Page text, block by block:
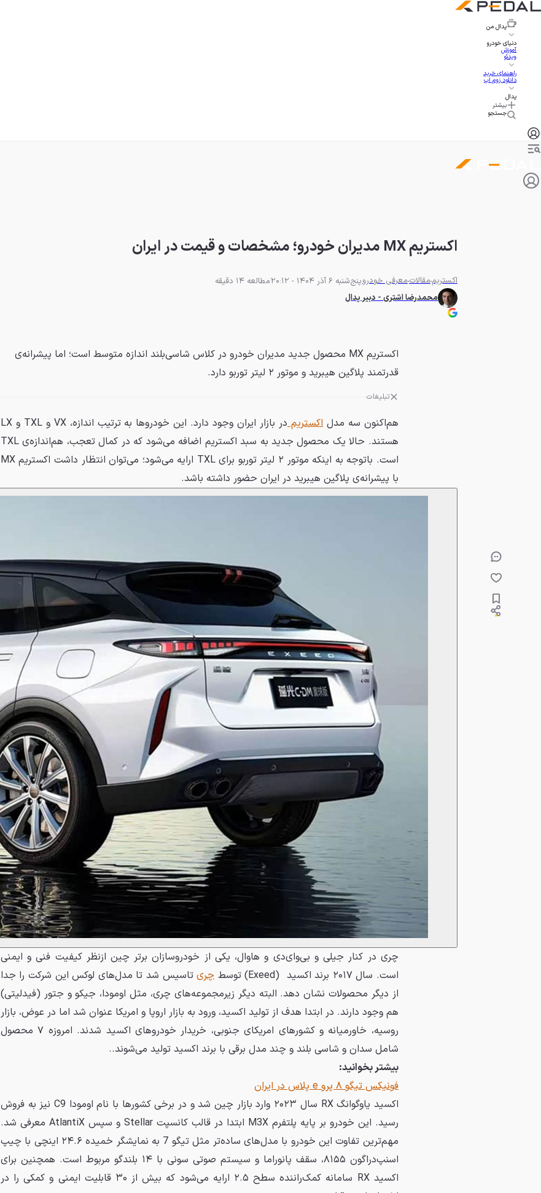
پدال من
دنیای خودرو
آموزش
ویدئو
راهنمای خرید
دانلود زوم اپ
پدال
بیشتر
جستجو
اکستریم MX مدیران خودرو؛ مشخصات و قیمت در ایران
اکستریممقالاتمعرفی خودروپنج‌شنبه 6 آذر 1404 - 20:12
مطالعه 14 دقیقه
محمدرضا اشتری - دبیر پدال
اکستریم MX محصول جدید مدیران خودرو در کلاس شاسی‌بلند اندازه متوسط است؛ اما پیشرانه‌ی
قدرتمند پلاگین هیبرید و موتور ۲ لیتر توربو دارد.
تبلیغات
هم‌اکنون سه مدل اکستریم
در بازار ایران وجود دارد. این خودروها به ترتیب اندازه، VX و TXL و LX
هستند. حالا یک محصول جدید به سبد اکستریم اضافه می‌شود که در کمال تعجب، هم‌اندازه‌ی TXL
است. باتوجه به اینکه موتور ۲ لیتر توربو برای TXL ارایه می‌شود؛ می‌توان انتظار داشت اکستریم MX
با پیشرانه‌ی پلاگین هیبرید در ایران حضور داشته باشد.
چری در کنار جیلی و بی‌وای‌دی و هاوال، یکی از خودروسازان برتر چین ازنظر کیفیت فنی و ایمنی
است. سال ۲۰۱۷ برند اکسید (Exeed) توسط
چریتاسیس شد تا مدل‌های لوکس این شرکت را جدا
از دیگر محصولات نشان دهد. البته دیگر زیرمجموعه‌های چری، مثل اومودا، جیکو و جتور (فیدلیتی)
هم وجود دارند. در ابتدا هدف از تولید اکسید، ورود به بازار اروپا و امریکا عنوان شد اما در عوض، بازار
روسیه، خاورمیانه و کشورهای امریکای جنوبی، خریدار خودروهای اکسید شدند. امروزه ۷ محصول
شامل سدان و شاسی بلند و چند مدل برقی با برند اکسید تولید می‌شوند..
بیشتر بخوانید:
فونیکس تیگو ۸ پرو e پلاس در ایران
اکسید یاوگوانگ RX سال ۲۰۲۳ وارد بازار چین شد و در برخی کشورها با نام اومودا C9 نیز به فروش
رسید. این خودرو بر پایه پلتفرم M3X ابتدا در قالب کانسپت Stellar و سپس AtlantiX معرفی شد.
مهم‌ترین تفاوت این خودرو با مدل‌های ساده‌تر مثل تیگو 7 به نمایشگر خمیده ۲۴.۶ اینچی با چیپ
اسنپ‌دراگون ۸۱۵۵، سقف پانوراما و سیستم صوتی سونی با ۱۴ بلندگو مربوط است. همچنین برای
اکسید RX سامانه کمک‌راننده سطح ۲.۵ ارایه می‌شود که بیش از ۳۰ قابلیت ایمنی و کمکی را در